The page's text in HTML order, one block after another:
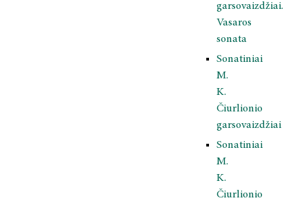
garsovaizdžiai.
Vasaros
sonata
Sonatiniai
M.
K.
Čiurlionio
garsovaizdžiai
Sonatiniai
M.
K.
Čiurlionio